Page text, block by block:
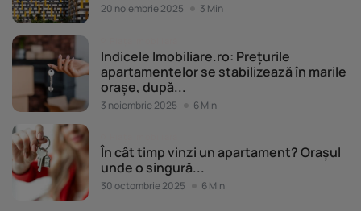
20 noiembrie 2025 3 Min
Indicele Imobiliare.ro: Prețurile
apartamentelor se stabilizează în marile
orașe, după...
3 noiembrie 2025 6 Min
În cât timp vinzi un apartament? Orașul
unde o singură...
30 octombrie 2025 6 Min